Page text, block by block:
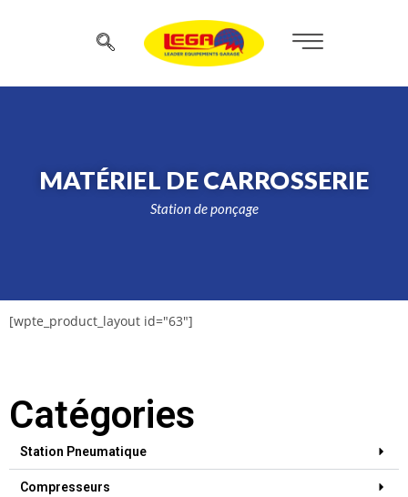
MATÉRIEL DE CARROSSERIE
Station de ponçage
Catégories
Station Pneumatique
Compresseurs
[wpte_product_layout id="63"]